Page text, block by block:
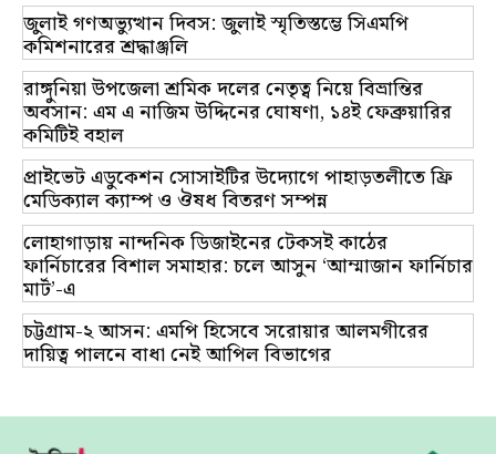
জুলাই গণঅভ্যুত্থান দিবস: জুলাই স্মৃতিস্তম্ভে সিএমপি
কমিশনারের শ্রদ্ধাঞ্জলি
রাঙ্গুনিয়া উপজেলা শ্রমিক দলের নেতৃত্ব নিয়ে বিভ্রান্তির
অবসান: এম এ নাজিম উদ্দিনের ঘোষণা, ১৪ই ফেব্রুয়ারির
কমিটিই বহাল
প্রাইভেট এডুকেশন সোসাইটির উদ্যোগে পাহাড়তলীতে ফ্রি
মেডিক্যাল ক্যাম্প ও ঔষধ বিতরণ সম্পন্ন
লোহাগাড়ায় নান্দনিক ডিজাইনের টেকসই কাঠের
ফার্নিচারের বিশাল সমাহার: চলে আসুন ‘আম্মাজান ফার্নিচার
মার্ট’-এ
চট্টগ্রাম-২ আসন: এমপি হিসেবে সরোয়ার আলমগীরের
দায়িত্ব পালনে বাধা নেই আপিল বিভাগের